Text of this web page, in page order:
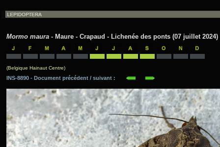
Mormo maura - Maure - Crapaud - Lichenée des ponts (07 juillet 2024)
(Belgique Hainaut Centre)
INS-8890 - Document précédent / suivant :